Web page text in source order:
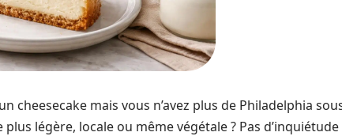
cheesecake mais vous n’avez plus de Philadelphia
légère, locale ou même végétale ? Pas